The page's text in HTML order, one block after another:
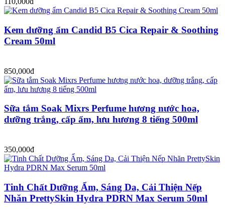
Kem dưỡng ẩm Candid B5 Cica Repair & Soothing
Cream 50ml
850,000đ
Sữa tắm Soak Mixrs Perfume hương nước hoa,
dưỡng trắng, cấp ẩm, lưu hương 8 tiếng 500ml
350,000đ
Tinh Chất Dưỡng Ẩm, Sáng Da, Cải Thiện Nếp
Nhăn PrettySkin Hydra PDRN Max Serum 50ml